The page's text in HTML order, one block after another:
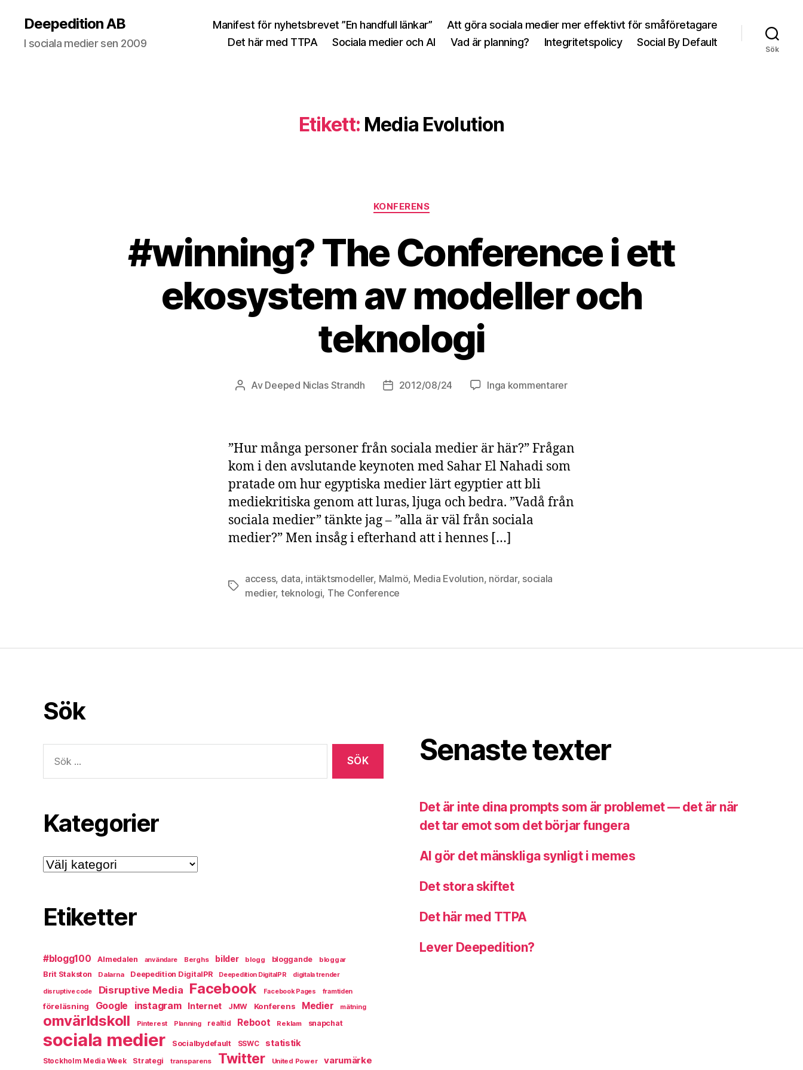
Deepedition AB
I sociala medier sen 2009
Manifest för nyhetsbrevet ”En handfull länkar”
Att göra sociala medier mer effektivt för småföretagare
Det här med TTPA
Sociala medier och AI Vad är planning? Integritetspolicy Social By Default
Sök
Etikett: Media Evolution
Kategorier
KONFERENS
#winning? The Conference i ett
ekosystem av modeller och
teknologi
Inläggsförfattare
Av Deeped Niclas Strandh Inläggsdatum
2012/08/24 Inga kommentarer
”Hur många personer från sociala medier är här?” Frågan
kom i den avslutande keynoten med Sahar El Nahadi som
pratade om hur egyptiska medier lärt egyptier att bli
mediekritiska genom att luras, ljuga och bedra. ”Vadå från
sociala medier” tänkte jag – ”alla är väl från sociala
medier?” Men insåg i efterhand att i hennes […]
Etiketter
access, data, intäktsmodeller, Malmö, Media Evolution, nördar, sociala
medier, teknologi, The Conference
Sök
efter:
Kategorier
Kategorier
Etiketter
#blogg100 Almedalen användare Berghs bilder blogg bloggande bloggar
Brit Stakston Dalarna Deepedition DigitalPR Deepedition DigitalPR digitala trender
disruptive code Disruptive Media Facebook Facebook Pages framtiden
föreläsning Google instagram Internet JMW Konferens Medier mätning
omvärldskoll Pinterest Planning realtid Reboot Reklam snapchat
sociala medier Socialbydefault SSWC statistik
Stockholm Media Week Strategi transparens Twitter United Power varumärke
Senaste texter
Det är inte dina prompts som är problemet — det är när
det tar emot som det börjar fungera
AI gör det mänskliga synligt i memes
Det stora skiftet
Det här med TTPA
Lever Deepedition?